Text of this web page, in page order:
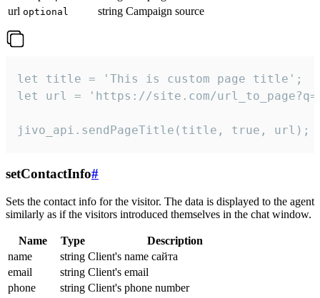
url optional string Campaign source
let title = 'This is custom page title';
let url = 'https://site.com/
jivo_api.sendPageTitle(title, true, url);
setContactInfo#
Sets the contact info for the visitor. The data is displayed to the agent
similarly as if the visitors introduced themselves in the chat window.
Name Type
Description
name
string Client's name сайта
email
string Client's email
phone
string Client's phone number